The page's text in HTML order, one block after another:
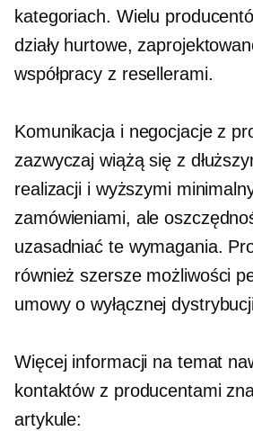
kategoriach. Wielu
działy hurtowe,
współpracy z resellerami.
Komunikacja i negocjacje z
zazwyczaj wiążą się z
realizacji i wyższymi
zamówieniami, ale
uzasadniać te wymagania.
również szersze możliwości
umowy o wyłącznej
Więcej informacji na temat
kontaktów z producentami
artykule: